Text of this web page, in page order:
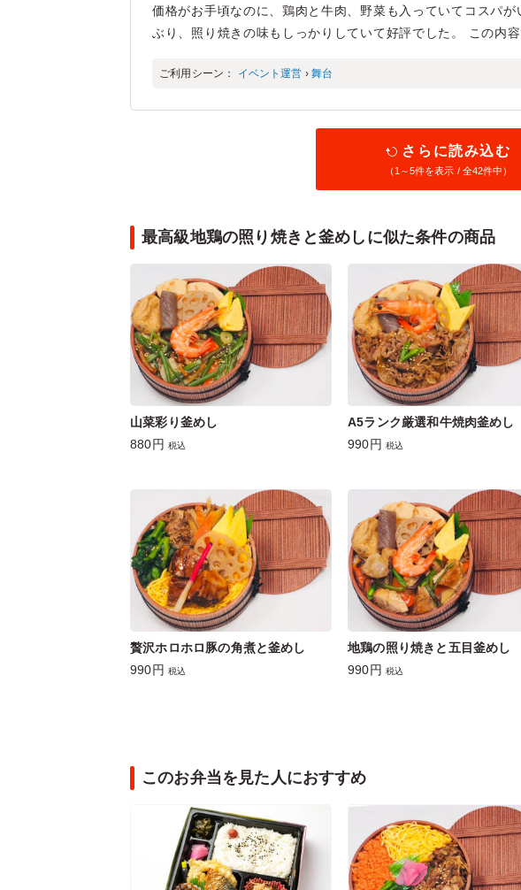
価格がお手頃なのに、鶏肉と牛肉、野菜も入っていてコスパ
ぶり、照り焼きの味もしっかりしていて好評でした。 この内
ご利用シーン： イベント運営 ›舞台
さらに読み込む
（1～5件を表示 / 全42件中）
最高級地鶏の照り焼きと釜めしに似た条件の商品
山菜彩り釜めし
880円 税込
A5ランク厳選和牛焼肉釜めし
990円 税込
贅沢ホロホロ豚の角煮と釜めし
990円 税込
地鶏の照り焼きと五目釜めし
990円 税込
このお弁当を見た人におすすめ